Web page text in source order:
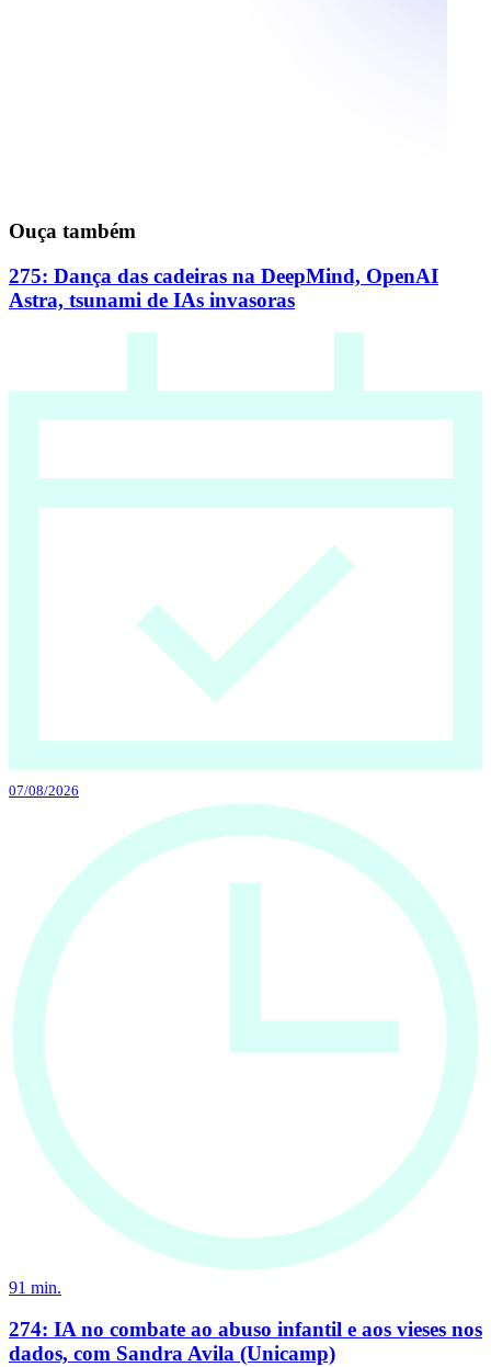
Ouça também
275: Dança das cadeiras na DeepMind, OpenAI
Astra, tsunami de IAs invasoras
07/08/2026
91 min.
274: IA no combate ao abuso infantil e aos vieses nos
dados, com Sandra Avila (Unicamp)